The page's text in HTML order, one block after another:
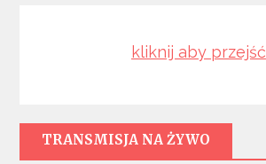
kliknij aby przejść
TRANSMISJA NA ŻYWO